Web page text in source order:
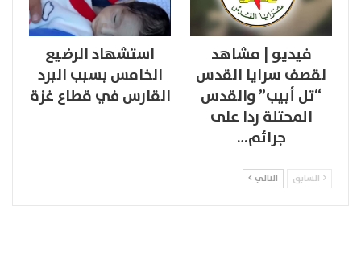
فيديو | مشاهد
لقصف سرايا القدس
“تل أبيب” والقدس
المحتلة ردا على
جرائم…
استشهاد الرضيع
الخامس بسبب البرد
القارس في قطاع غزة
السابق التالي